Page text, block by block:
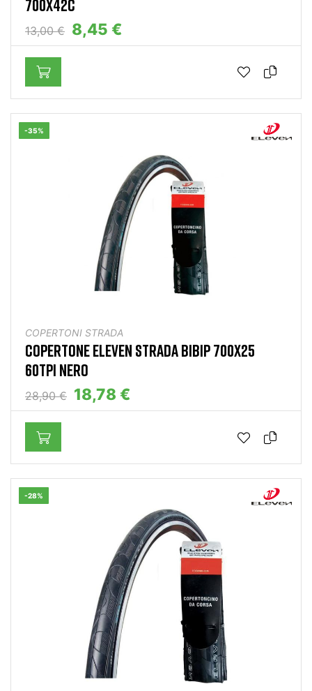
700X42C
13,00 € 8,45 €
-35%
COPERTONI STRADA
COPERTONE ELEVEN STRADA BIBIP 700X25
60TPI NERO
28,90 € 18,78 €
-28%